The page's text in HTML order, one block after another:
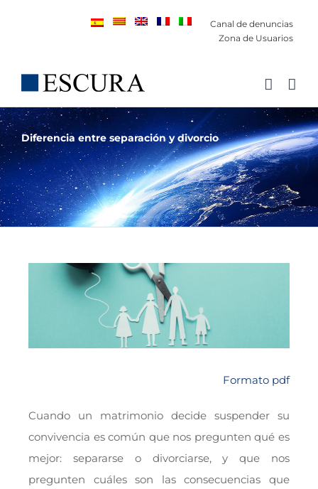
Canal de denuncias
Zona de Usuarios
Diferencia entre separación y divorcio
Formato pdf
Cuando un matrimonio decide suspender su
convivencia es común que nos pregunten qué es
mejor: separarse o divorciarse, y que nos
pregunten cuáles son las consecuencias que